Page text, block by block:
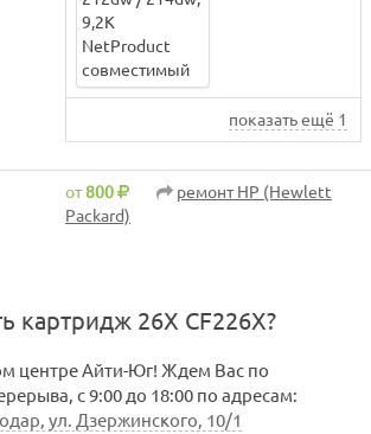
показать ещё 1
от800
ремонт HP (Hewlett
Packard)
картридж 26X CF226X?
центре Айти-Юг! Ждем Вас по
с 9:00 до 18:00 по адресам:
ул. Дзержинского, 10/1